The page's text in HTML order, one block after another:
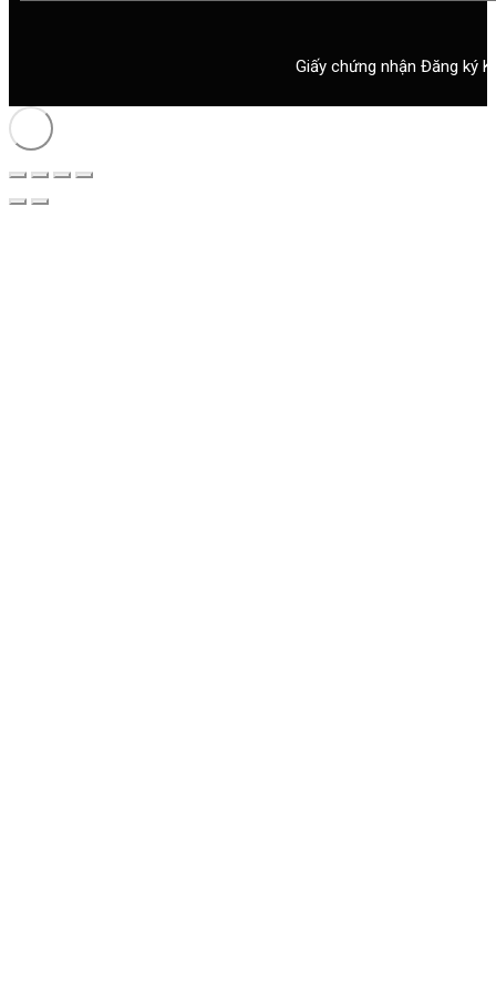
Giấy chứng nhận Đăng ký